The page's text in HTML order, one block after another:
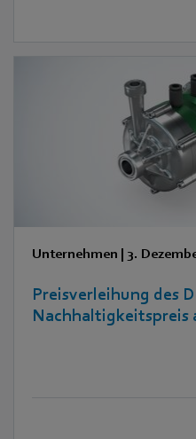
Jahr kam dabei eine
und Jugendhospizdienstes
Unternehmen | 3.
Preisverleihung des
Nachhaltigkeitspreis